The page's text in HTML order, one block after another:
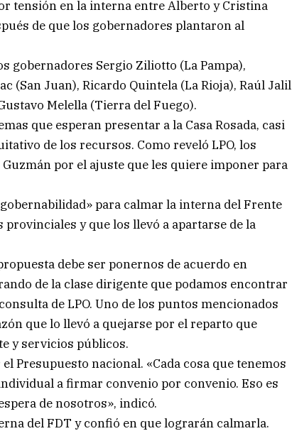
tensión en la interna entre Alberto y Cristina
de que los gobernadores plantaron al
gobernadores Sergio Ziliotto (La Pampa),
(San Juan), Ricardo Quintela (La Rioja), Raúl Jalil
Melella (Tierra del Fuego).
que esperan presentar a la Casa Rosada, casi
de los recursos. Como reveló LPO, los
por el ajuste que les quiere imponer para
para calmar la interna del Frente
y que los llevó a apartarse de la
debe ser ponernos de acuerdo en
de la clase dirigente que podamos encontrar
de LPO. Uno de los puntos mencionados
que lo llevó a quejarse por el reparto que
y servicios públicos.
Presupuesto nacional. «Cada cosa que tenemos
a firmar convenio por convenio. Eso es
de nosotros», indicó.
del FDT y confió en que lograrán calmarla.